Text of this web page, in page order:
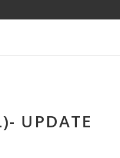
UPDATE